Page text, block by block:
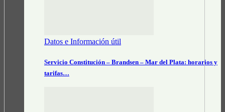
Datos e Información útil
Servicio Constitución – Brandsen – Mar del Plata: horarios y
tarifas…